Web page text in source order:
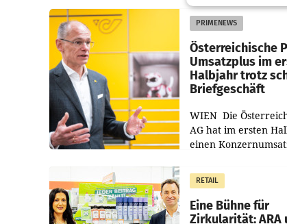
PRIMENEWS
Österreichische
Umsatzplus im
Halbjahr trotz
Briefgeschäft
WIEN Die
AG hat im ersten
einen
erwirtschaftet, was
von 3,8 Prozent
dem
RETAIL
Eine Bühne für
Zirkularität: ARA